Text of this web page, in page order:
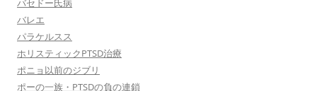
バセドー氏病
バレエ
パラケルスス
ホリスティックPTSD治療
ポニョ以前のジブリ
ポーの一族・PTSDの負の連鎖